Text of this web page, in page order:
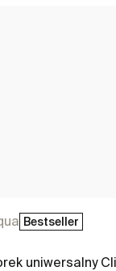
Bestseller
uniwersalny